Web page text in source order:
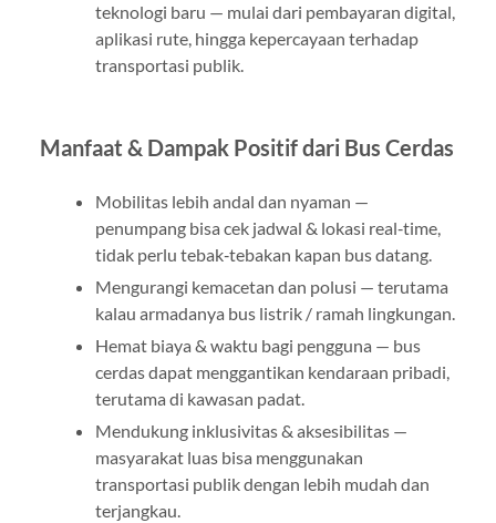
teknologi baru — mulai dari pembayaran digital,
aplikasi rute, hingga kepercayaan terhadap
transportasi publik.
Manfaat & Dampak Positif dari Bus Cerdas
Mobilitas lebih andal dan nyaman —
penumpang bisa cek jadwal & lokasi real‑time,
tidak perlu tebak‑tebakan kapan bus datang.
Mengurangi kemacetan dan polusi — terutama
kalau armadanya bus listrik / ramah lingkungan.
Hemat biaya & waktu bagi pengguna — bus
cerdas dapat menggantikan kendaraan pribadi,
terutama di kawasan padat.
Mendukung inklusivitas & aksesibilitas —
masyarakat luas bisa menggunakan
transportasi publik dengan lebih mudah dan
terjangkau.